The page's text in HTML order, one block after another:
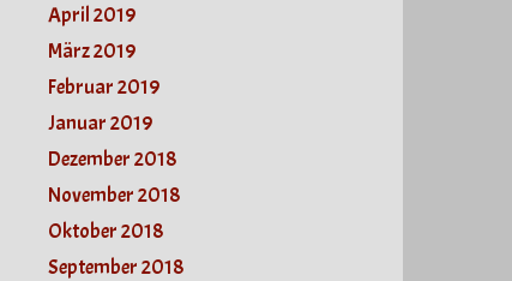
April 2019
März 2019
Februar 2019
Januar 2019
Dezember 2018
November 2018
Oktober 2018
September 2018